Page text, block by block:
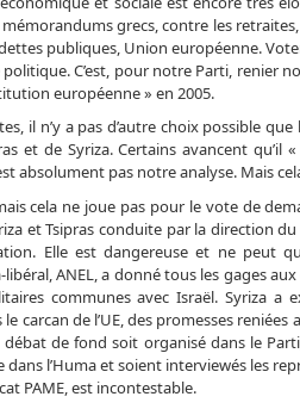
grecs, contre les
publiques, Union européenne.
C’est, pour notre Parti, renier
européenne » en 2005.
il n’y a pas d’autre choix possible
et de Syriza. Certains avancent
absolument pas notre analyse. Mais
cela ne joue pas pour le vote de
et Tsipras conduite par la direction
Elle est dangereuse et ne peut
ANEL, a donné tous les gages aux
communes avec Israël. Syriza
le carcan de l’UE, des promesses
débat de fond soit organisé dans le
l’Huma et soient interviewés les
PAME, est incontestable.